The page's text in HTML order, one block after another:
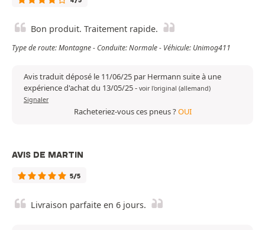
Bon produit. Traitement rapide.
Type de route: Montagne - Conduite: Normale - Véhicule: Unimog411
Avis traduit déposé le 11/06/25 par Hermann suite à une
expérience d'achat du 13/05/25- voir l'original (allemand)
Signaler
Racheteriez-vous ces pneus ?OUI
AVIS DE MARTIN
5/5
Livraison parfaite en 6 jours.